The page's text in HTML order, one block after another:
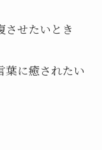
させたいとき
葉に癒されたい